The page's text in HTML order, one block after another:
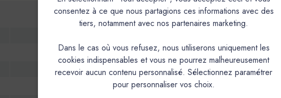
Enduit de finition naturel et
Texture fine, nuancée.
Perméabilité à la vapeur d'eau, très bonne tenue aux U.V,naturellement
consentez à ce que nous partagions ces informations avec des
tiers, notamment avec nos partenaires marketing.
Dans le cas où vous refusez, nous utiliserons uniquement les
cookies indispensables et vous ne pourrez malheureusement
recevoir aucun contenu personnalisé. Sélectionnez paramétrer
pour personnaliser vos choix.